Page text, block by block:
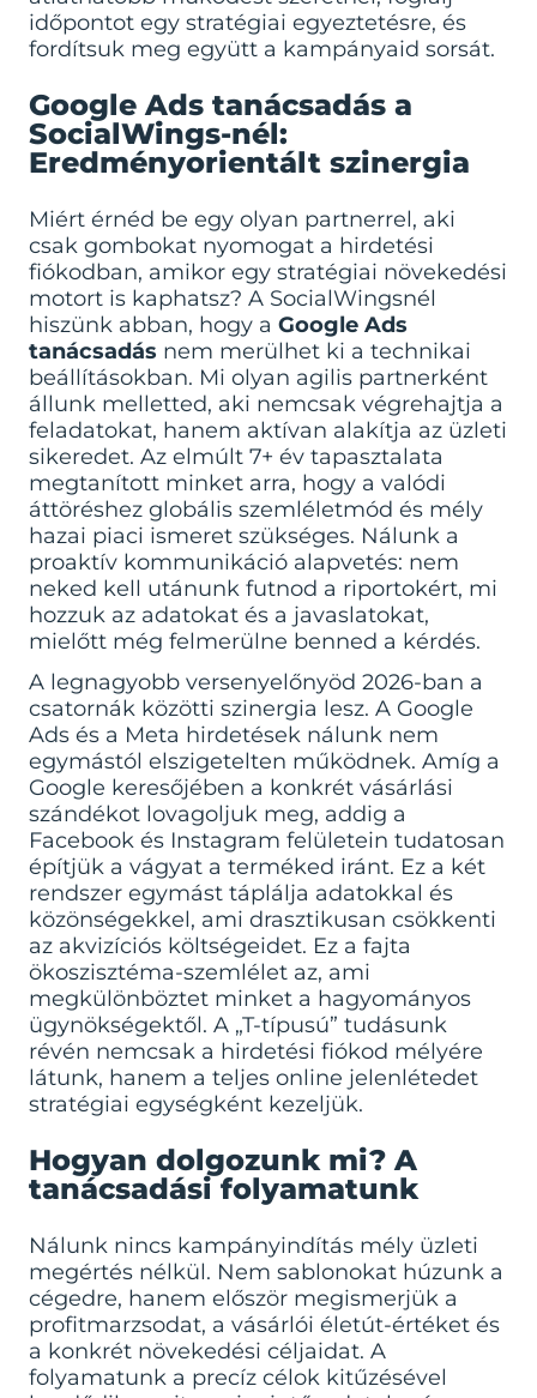
időpontot egy stratégiai egyeztetésre, és
fordítsuk meg együtt a kampányaid sorsát.
Google Ads tanácsadás a
SocialWings-nél:
Eredményorientált szinergia
Miért érnéd be egy olyan partnerrel, aki
csak gombokat nyomogat a hirdetési
fiókodban, amikor egy stratégiai növekedési
motort is kaphatsz? A SocialWingsnél
hiszünk abban, hogy a Google Ads
tanácsadás nem merülhet ki a technikai
beállításokban. Mi olyan agilis partnerként
állunk melletted, aki nemcsak végrehajtja a
feladatokat, hanem aktívan alakítja az üzleti
sikeredet. Az elmúlt 7+ év tapasztalata
megtanított minket arra, hogy a valódi
áttöréshez globális szemléletmód és mély
hazai piaci ismeret szükséges. Nálunk a
proaktív kommunikáció alapvetés: nem
neked kell utánunk futnod a riportokért, mi
hozzuk az adatokat és a javaslatokat,
mielőtt még felmerülne benned a kérdés.
A legnagyobb versenyelőnyöd 2026-ban a
csatornák közötti szinergia lesz. A Google
Ads és a Meta hirdetések nálunk nem
egymástól elszigetelten működnek. Amíg a
Google keresőjében a konkrét vásárlási
szándékot lovagoljuk meg, addig a
Facebook és Instagram felületein tudatosan
építjük a vágyat a terméked iránt. Ez a két
rendszer egymást táplálja adatokkal és
közönségekkel, ami drasztikusan csökkenti
az akvizíciós költségeidet. Ez a fajta
ökoszisztéma-szemlélet az, ami
megkülönböztet minket a hagyományos
ügynökségektől. A „T-típusú” tudásunk
révén nemcsak a hirdetési fiókod mélyére
látunk, hanem a teljes online jelenlétedet
stratégiai egységként kezeljük.
Hogyan dolgozunk mi? A
tanácsadási folyamatunk
Nálunk nincs kampányindítás mély üzleti
megértés nélkül. Nem sablonokat húzunk a
cégedre, hanem először megismerjük a
profitmarzsodat, a vásárlói életút-értéket és
a konkrét növekedési céljaidat. A
folyamatunk a precíz célok kitűzésével